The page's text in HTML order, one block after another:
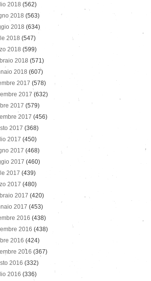
2018 (562)
2018 (563)
2018 (634)
2018 (547)
2018 (599)
2018 (571)
2018 (607)
2017 (578)
2017 (632)
2017 (579)
2017 (456)
2017 (368)
2017 (450)
2017 (468)
2017 (460)
2017 (439)
2017 (480)
2017 (420)
2017 (453)
2016 (438)
2016 (438)
2016 (424)
2016 (367)
2016 (332)
2016 (336)